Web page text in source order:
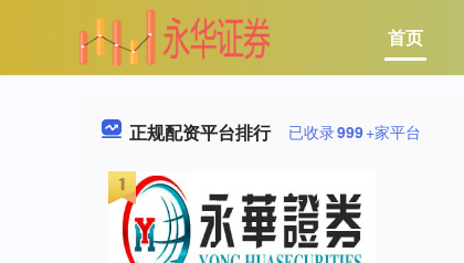
首页
正规配资平台排行 已收录999+家平台